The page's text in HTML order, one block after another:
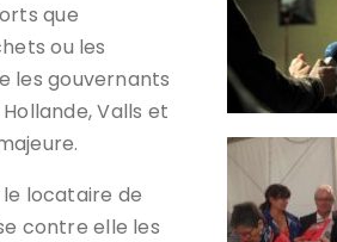
que
ou les
les gouvernants
Valls et
le locataire de
contre elle les